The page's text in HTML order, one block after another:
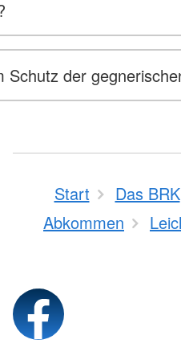
der
Start Das BRK
Abkommen